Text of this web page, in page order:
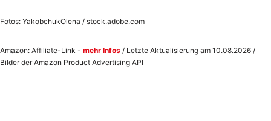
Fotos: YakobchukOlena / stock.adobe.com
Amazon: Affiliate-Link - mehr Infos / Letzte Aktualisierung am 10.08.2026 /
Bilder der Amazon Product Advertising API